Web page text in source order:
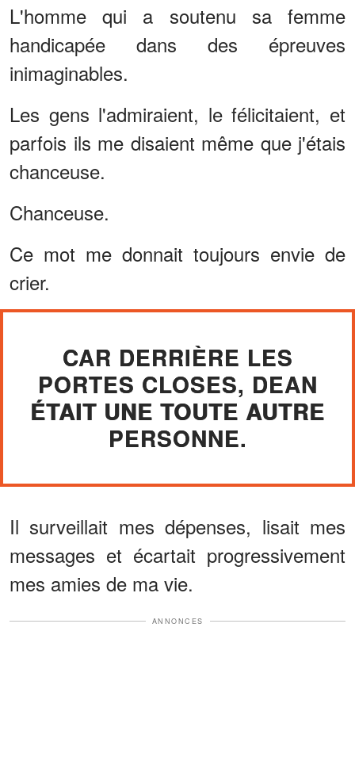
L'homme qui a soutenu sa femme
handicapée dans des épreuves
inimaginables.
Les gens l'admiraient, le félicitaient, et
parfois ils me disaient même que j'étais
chanceuse.
Chanceuse.
Ce mot me donnait toujours envie de
crier.
CAR DERRIÈRE LES
PORTES CLOSES, DEAN
ÉTAIT UNE TOUTE AUTRE
PERSONNE.
Il surveillait mes dépenses, lisait mes
messages et écartait progressivement
mes amies de ma vie.
ANNONCES